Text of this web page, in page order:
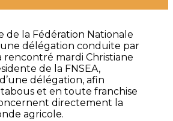
de la Fédération Nationale
une délégation conduite par
rencontré mardi Christiane
de la FNSEA,
délégation, afin
tabous et en toute franchise
directement la
agricole.